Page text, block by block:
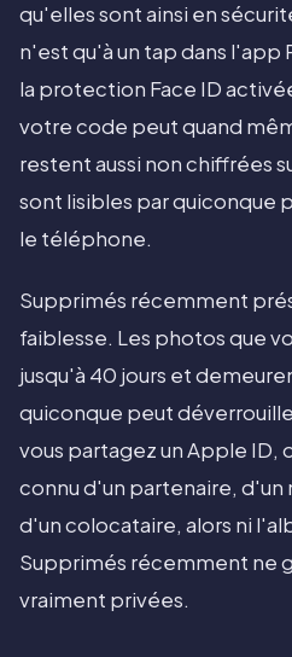
qu'elles sont ainsi en
n'est qu'à un tap dans l'app
la protection Face ID
votre code peut quand
restent aussi non chiffrées
sont lisibles par quiconque
le téléphone.
Supprimés récemment
faiblesse. Les photos que
jusqu'à 40 jours et
quiconque peut
vous partagez un Apple ID,
connu d'un partenaire, d'un
d'un colocataire, alors ni
Supprimés récemment ne
vraiment privées.